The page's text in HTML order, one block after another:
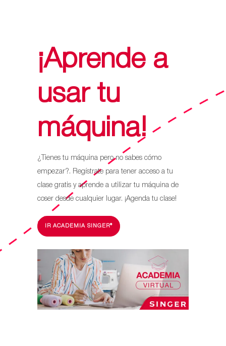
¡Aprende a
usar tu
máquina!
¿Tienes tu máquina pero no sabes cómo
empezar?. Regístrate para tener acceso a tu
clase gratis y aprende a utilizar tu máquina de
coser desde cualquier lugar. ¡Agenda tu clase!
IR ACADEMIA SINGER®